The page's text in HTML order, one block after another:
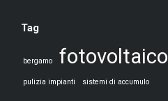
Tag
bergamo fotovoltaico
pulizia impianti sistemi di accumulo